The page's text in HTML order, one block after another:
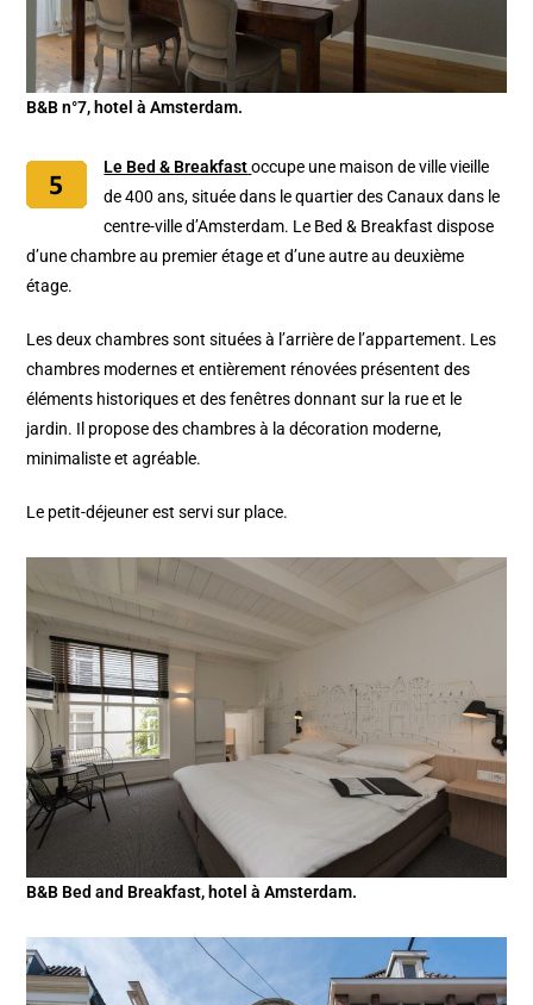
B&B n°7, hotel à Amsterdam.
Le Bed & Breakfast occupe une maison de ville vieille
de 400 ans, située dans le quartier des Canaux dans le
centre-ville d’Amsterdam. Le Bed & Breakfast dispose
d’une chambre au premier étage et d’une autre au deuxième
étage.
Les deux chambres sont situées à l’arrière de l’appartement. Les
chambres modernes et entièrement rénovées présentent des
éléments historiques et des fenêtres donnant sur la rue et le
jardin. Il propose des chambres à la décoration moderne,
minimaliste et agréable.
Le petit-déjeuner est servi sur place.
B&B Bed and Breakfast, hotel à Amsterdam.